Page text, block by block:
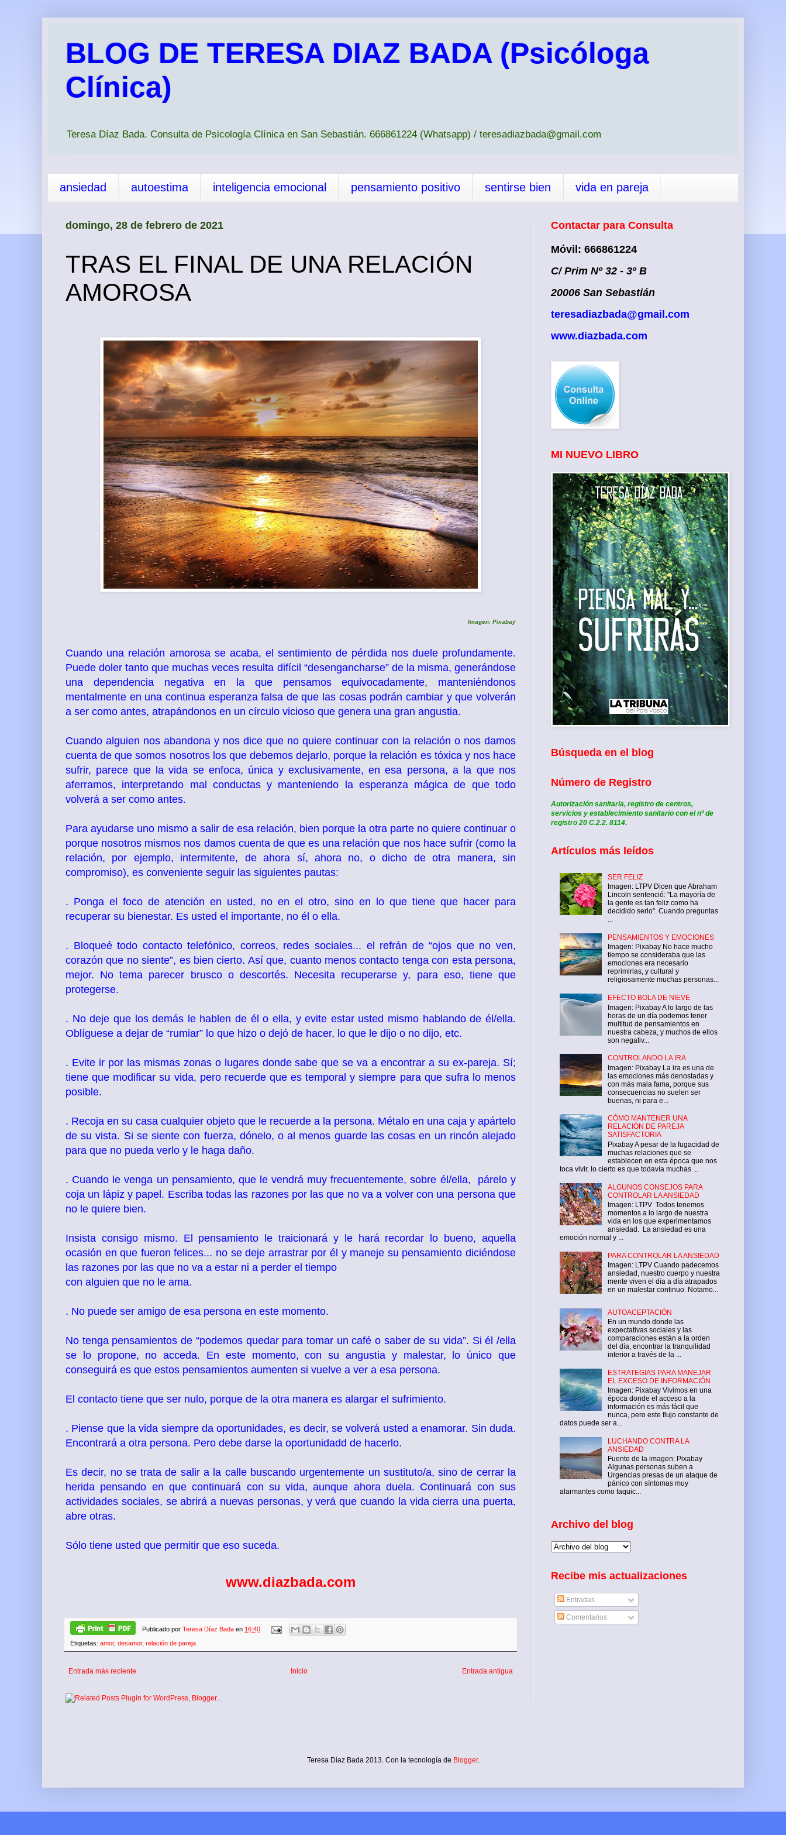
BLOG DE TERESA DIAZ BADA (Psicóloga
Clínica)
Teresa Díaz Bada. Consulta de Psicología Clínica en San Sebastián. 666861224 (Whatsapp) / teresadiazbada@gmail.com
ansiedad autoestima inteligencia emocional pensamiento positivo sentirse bien vida en pareja
domingo, 28 de febrero de 2021
TRAS EL FINAL DE UNA RELACIÓN
AMOROSA
Imagen: Pixabay
Cuando una relación amorosa se acaba, el sentimiento de pérdida nos duele profundamente.
Puede doler tantoque muchas veces resulta difícil “desengancharse” de la misma, generándose
una dependencia negativa en la que pensamos equivocadamente, manteniéndonos
mentalmente en una continua esperanza falsa de que las cosas podrán cambiar y que volverán
a ser como antes, atrapándonos en un círculo vicioso que genera una gran angustia.
Cuando alguien nos abandona y nos dice que no quiere continuar con la relación o nos damos
cuenta de que somos nosotros los que debemos dejarlo, porque la relación es tóxica y nos hace
sufrir, parece que la vida se enfoca, única y exclusivamente, en esa persona, a la que nos
aferramos, interpretando mal conductas y manteniendo la esperanza mágica de que todo
volverá a ser como antes.
Para ayudarse uno mismo a salir de esa relación, bien porque la otra parte no quiere continuar o
porque nosotros mismos nos damos cuenta de que es una relación que nos hace sufrir (como la
relación, por ejemplo, intermitente, de ahora sí, ahora no, o dicho de otra manera, sin
compromiso), es conveniente seguir las siguientes pautas:
. Ponga el foco de atención en usted, no en el otro, sino en lo que tiene que hacer para
recuperar su bienestar. Es usted el importante, no él o ella.
. Bloqueé todo contacto telefónico, correos, redes sociales... el refrán de “ojos que no ven,
corazón que no siente”, es bien cierto. Así que, cuanto menos contacto tenga con esta persona,
mejor. No tema parecer brusco o descortés. Necesita recuperarse y, para eso, tiene que
protegerse.
. No deje que los demás le hablen de él o ella, y evite estar usted mismo hablando de él/ella.
Oblíguese a dejar de “rumiar” lo que hizo o dejó de hacer, lo que le dijo o no dijo, etc.
. Evite ir por las mismas zonas o lugares donde sabe que se va a encontrar a su ex-pareja. Sí;
tiene que modificar su vida, pero recuerde que es temporal y siempre para que sufra lo menos
posible.
. Recoja en su casa cualquier objeto que le recuerde a la persona. Métalo en una caja y apártelo
de su vista. Si se siente con fuerza, dónelo, o al menos guarde las cosas en un rincón alejado
para que no pueda verlo y le haga daño.
. Cuando le venga un pensamiento, que le vendrá muy frecuentemente, sobre él/ella, párelo y
coja un lápiz y papel. Escriba todas las razones por las que no va a volver con una persona que
no le quiere bien.
Insista consigo mismo. El pensamiento le traicionará y le hará recordar lo bueno, aquella
ocasión en que fueron felices... no se deje arrastrar por él y maneje su pensamiento diciéndose
las razones por las que no va a estar ni a perder el tiempo
con alguien que no le ama.
. No puede ser amigo de esa persona en este momento.
No tenga pensamientos de “podemos quedar para tomar un café o saber de su vida”. Si él /ella
se lo propone, no acceda. En este momento, con su angustia y malestar, lo único que
conseguirá es que estos pensamientos aumenten si vuelve a ver a esa persona.
El contacto tiene que ser nulo, porque de la otra manera es alargar el sufrimiento.
. Piense que la vida siempre da oportunidades, es decir, se volverá usted a enamorar. Sin duda.
Encontrará a otra persona. Pero debe darse la oportunidadd de hacerlo.
Es decir, no se trata de salir a la calle buscando urgentemente un sustituto/a, sino de cerrar la
herida pensando en que continuará con su vida, aunque ahora duela. Continuará con sus
actividades sociales, se abrirá a nuevas personas, y verá que cuando la vida cierra una puerta,
abre otras.
Sólo tiene usted que permitir que eso suceda.
www.diazbada.com
Publicado por Teresa Díaz Bada en 16:40
Etiquetas: amor, desamor, relación de pareja
Entrada más reciente Entrada antigua
Inicio
Contactar para Consulta
Móvil: 666861224
C/ Prim Nº 32 - 3º B
20006 San Sebastián
teresadiazbada@gmail.com
www.diazbada.com
MI NUEVO LIBRO
Búsqueda en el blog
Número de Registro
Autorización sanitaria, registro de centros,
servicios y establecimiento sanitario con el nº de
registro 20 C.2.2. 8114.
Artículos más leídos
SER FELIZ
Imagen: LTPV Dicen que Abraham
Lincoln sentenció: "La mayoría de
la gente es tan feliz como ha
decidido serlo". Cuando preguntas
...
PENSAMIENTOS Y EMOCIONES
Imagen: Pixabay No hace mucho
tiempo se consideraba que las
emociones era necesario
reprimirlas, y cultural y
religiosamente muchas personas...
EFECTO BOLA DE NIEVE
Imagen: Pixabay A lo largo de las
horas de un día podemos tener
multitud de pensamientos en
nuestra cabeza, y muchos de ellos
son negativ...
CONTROLANDO LA IRA
Imagen: Pixabay La ira es una de
las emociones más denostadas y
con más mala fama, porque sus
consecuencias no suelen ser
buenas, ni para e...
CÓMO MANTENER UNA
RELACIÓN DE PAREJA
SATISFACTORIA
Pixabay A pesar de la fugacidad de
muchas relaciones que se
establecen en esta época que nos
toca vivir, lo cierto es que todavía muchas ...
ALGUNOS CONSEJOS PARA
CONTROLAR LA ANSIEDAD
Imagen: LTPV Todos tenemos
momentos a lo largo de nuestra
vida en los que experimentamos
ansiedad. La ansiedad es una
emoción normal y ...
PARA CONTROLAR LA ANSIEDAD
Imagen: LTPV Cuando padecemos
ansiedad, nuestro cuerpo y nuestra
mente viven el día a día atrapados
en un malestar continuo. Notamo...
AUTOACEPTACIÓN
En un mundo donde las
expectativas sociales y las
comparaciones están a la orden
del día, encontrar la tranquilidad
interior a través de la ...
ESTRATEGIAS PARA MANEJAR
EL EXCESO DE INFORMACIÓN
Imagen: Pixabay Vivimos en una
época donde el acceso a la
información es más fácil que
nunca, pero este flujo constante de
datos puede ser a...
LUCHANDO CONTRA LA
ANSIEDAD
Fuente de la imagen: Pixabay
Algunas personas suben a
Urgencias presas de un ataque de
pánico con síntomas muy
alarmantes como taquic...
Archivo del blog
Recibe mis actualizaciones
Entradas
Comentarios
Teresa Díaz Bada 2013. Con la tecnología de Blogger.